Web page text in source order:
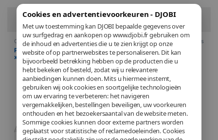
Cookies en advertentievoorkeuren - DJOBI
Met uw toestemming kan DJOBI bepaalde gegevens over
uw surfgedrag en aankopen op www.djobi.fr gebruiken om
de inhoud en advertenties die u te zien krijgt op onze
website of op partnerwebsites te personaliseren. Dit kan
bijvoorbeeld betrekking hebben op de producten die u
hebt bekeken of besteld, zodat wij u relevantere
aanbiedingen kunnen doen. Mits u hiermee instemt,
gebruiken wij ook cookies en soortgelijke technologieën
om uw ervaring te verbeteren: het navigeren
vergemakkelijken, bestellingen beveiligen, uw voorkeuren
onthouden en het bezoekersaantal van de website meten.
Sommige cookies kunnen door externe partners worden
geplaatst voor statistische of reclamedoeleinden. Cookies
ChromeBook,Informatica,Laptop,
Laptops
PC portable – HP Chromebook
x360 14b-cb0006nf – Chrome
OS – 14″ (35,6 cm) – Intel®
Pentium® Silver N600 – Intel®
UHD – Noir
ChromeBook ,Informatica Laptops
Chromebook – HP 14a-
na0020nf